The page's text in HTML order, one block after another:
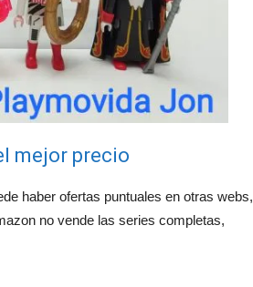
mejor precio
haber ofertas puntuales en otras webs,
no vende las series completas,